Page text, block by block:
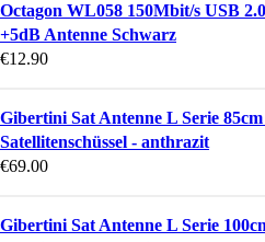
Octagon WL058 150Mbit/s USB
+5dB Antenne Schwarz
€12.90
Gibertini Sat Antenne L Serie
Satellitenschüssel - anthrazit
€69.00
Gibertini Sat Antenne L Serie